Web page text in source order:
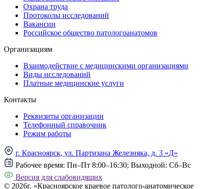
Охрана труда
Протоколы исследований
Вакансии
Российское общество патологоанатомов
Организациям
Взаимодействие с медицинскими организациями
Виды исследований
Платные медицинские услуги
Контакты
Реквизиты организации
Телефонный справочник
Режим работы
г. Красноярск, ул. Партизана Железняка, д. 3 «Д»
Рабочее время: Пн–Пт 8:00–16:30; Выходной: Сб–Вс
Версия для слабовидящих
© 2026г. «Красноярское краевое патолого-анатомическое